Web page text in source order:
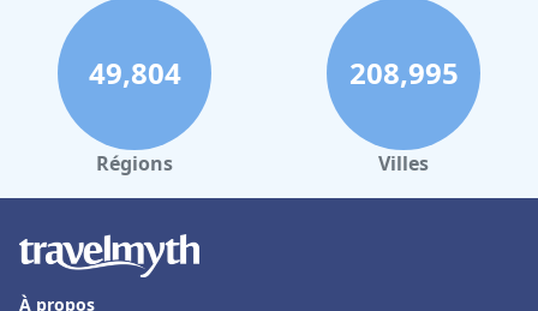
49,804
Régions
208,995
Villes
À propos